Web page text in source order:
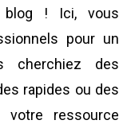
blog ! Ici, vous
pour un
cherchiez des
rapides ou des
ressource